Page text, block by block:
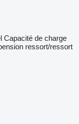
Capacité de charge
ressort/ressort